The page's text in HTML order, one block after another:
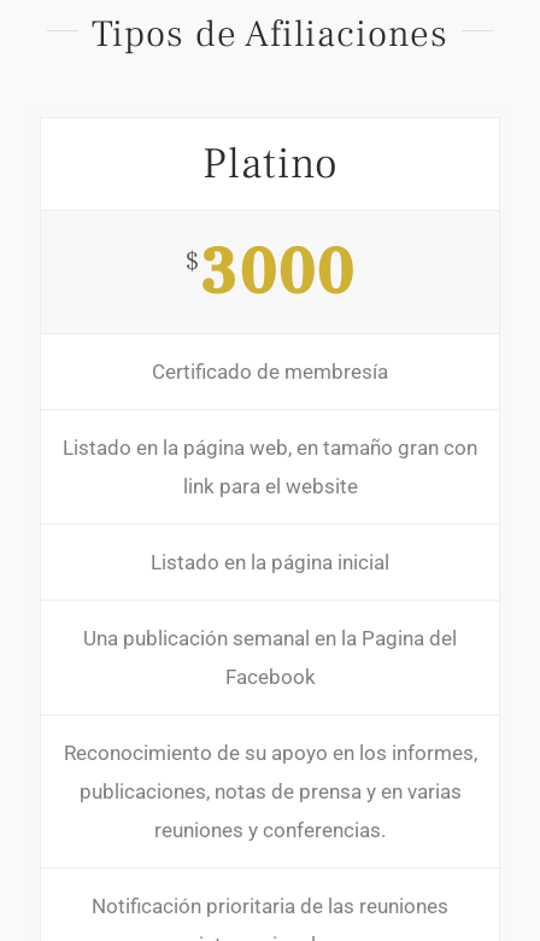
Tipos de Afiliaciones
Platino
$3000
Certificado de membresía
Listado en la página web, en tamaño gran con
link para el website
Listado en la página inicial
Una publicación semanal en la Pagina del
Facebook
Reconocimiento de su apoyo en los informes,
publicaciones, notas de prensa y en varias
reuniones y conferencias.
Notificación prioritaria de las reuniones